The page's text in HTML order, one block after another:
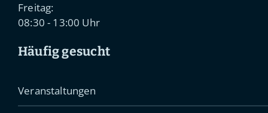
Freitag:
08:30 - 13:00 Uhr
Häufig gesucht
Veranstaltungen